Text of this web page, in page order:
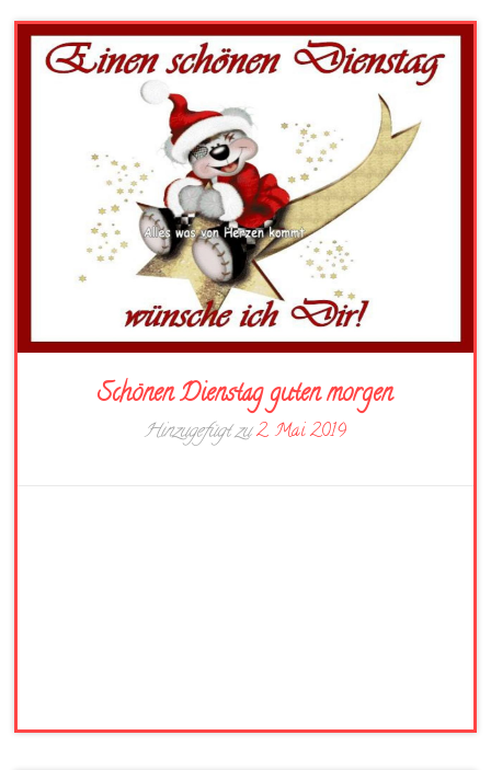
Schönen Dienstag guten morgen
Hinzugefügt zu2. Mai 2019